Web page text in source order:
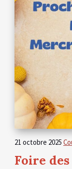
21 octobre 2025
Foire